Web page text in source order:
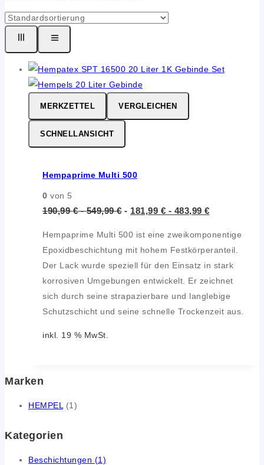
MERKZETTEL VERGLEICHEN
SCHNELLANSICHT
Hempaprime Multi 500
0 von 5
190,99€-549,99€- 181,99 € - 483,99 €
Hempaprime Multi 500 ist eine zweikomponentige
Epoxidbeschichtung mit hohem Festkörperanteil.
Der Lack wurde speziell für den Einsatz in stark
korrosiven Umgebungen entwickelt. Er zeichnet
sich durch seine strapazierbare und langlebige
Schutzschicht und seine schnelle Trockenzeit aus.
inkl. 19 % MwSt.
Marken
HEMPEL (1)
Kategorien
Beschichtungen (1)